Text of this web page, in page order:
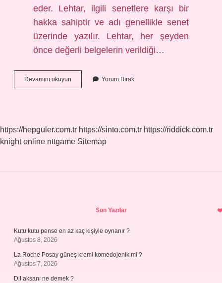
eder. Lehtar, ilgili senetlere karşı bir
hakka sahiptir ve adı genellikle senet
üzerinde yazılır. Lehtar, her şeyden
önce değerli belgelerin verildiği…
Devamını okuyun
Lehtar
Yorum Bırak
https://hepguler.com.tr https://sinto.com.tr https://riddick.com.tr
knight online nttgame Sitemap
Son Yazılar
Kutu kutu pense en az kaç kişiyle oynanır ?
Ağustos 8, 2026
La Roche Posay güneş kremi komedojenik mi ?
Ağustos 7, 2026
Dil aksanı ne demek ?